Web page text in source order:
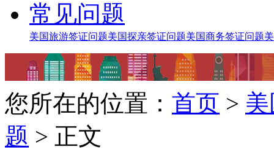
常见问题
美国旅游签证问题美国探亲签证问题美国商务签证问题
您所在的位置： 首页 >
题 > 正文